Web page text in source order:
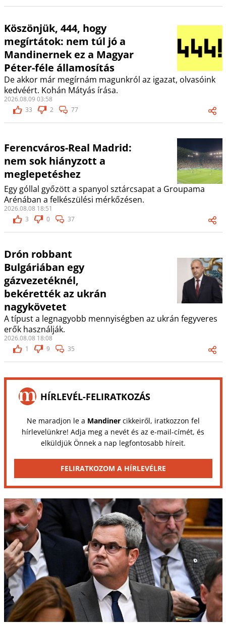
Köszönjük, 444, hogy
megírtátok: nem túl jó a
Mandinernek ez a Magyar
Péter-féle államosítás
De akkor már megírnám magunkról az igazat, olvasóink
kedvéért. Kohán Mátyás írása.
2026.08.09 03:58
33
2 77
Ferencváros-Real Madrid:
nem sok hiányzott a
meglepetéshez
Egy góllal győzött a spanyol sztárcsapat a Groupama
Arénában a felkészülési mérkőzésen.
2026.08.08 18:51
3
0 37
Drón robbant
Bulgáriában egy
gázvezetéknél,
bekérették az ukrán
nagykövetet
A típust a legnagyobb mennyiségben az ukrán fegyveres
erők használják.
2026.08.08 18:08
1
9 35
HÍRLEVÉL-FELIRATKOZÁS
Ne maradjon le a Mandinercikkeiről, iratkozzon fel
hírlevelünkre! Adja meg a nevét és az e-mail-címét, és
elküldjük Önnek a nap legfontosabb híreit.
FELIRATKOZOM A HÍRLEVÉLRE